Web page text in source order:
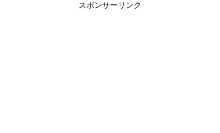
スポンサーリンク